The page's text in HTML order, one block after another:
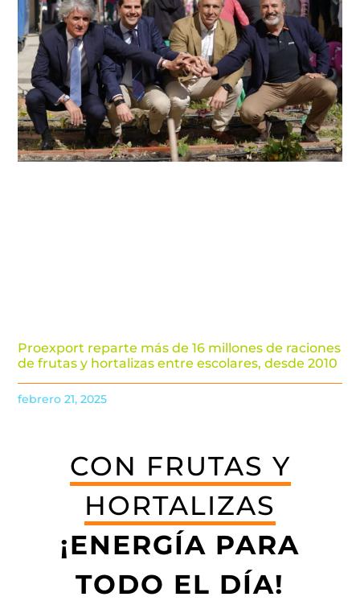
Proexport reparte más de 16 millones de raciones
de frutas y hortalizas entre escolares, desde 2010
febrero 21, 2025
CON FRUTAS Y
HORTALIZAS
¡ENERGÍA PARA
TODO EL DÍA!